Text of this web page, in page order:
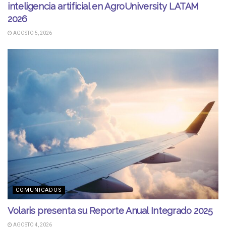
inteligencia artificial en AgroUniversity LATAM
2026
AGOSTO 5, 2026
COMUNICADOS
Volaris presenta su Reporte Anual Integrado 2025
AGOSTO 4, 2026